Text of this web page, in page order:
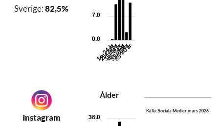
Sverige:82,5%
7.0
0.0
16-24 år
25-34 år
35-44 år
45-54 år
55-64 år
65-80 år
Instagram
Ålder
36.0
Källa: Sociala Medier mars 2026